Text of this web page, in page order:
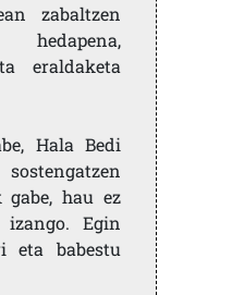
zabaltzen
eraldaketa
Hala Bedi
hau ez
Egin
eta babestu